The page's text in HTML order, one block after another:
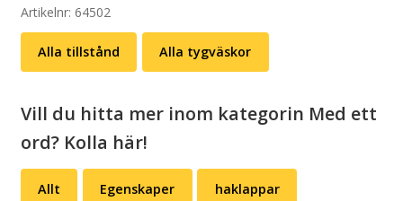
(flera
färger)
mängd
Artikelnr: 64502
Alla tillstånd Alla tygväskor
Vill du hitta mer inom kategorin Med ett
ord? Kolla här!
Allt Egenskaper haklappar